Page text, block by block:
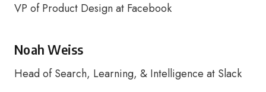
VP of Product Design at Facebook
Noah Weiss
Head of Search, Learning, & Intelligence at Slack